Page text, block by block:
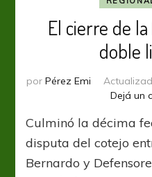
El cierre de
doble
por Pérez Emi
Dejá un
Culminó la décima
disputa del cotejo
Bernardo y